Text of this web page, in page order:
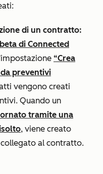
di un contratto:
beta di Connected
“Crea
preventivi
vengono creati
Quando un
tramite una
, viene creato
al contratto.